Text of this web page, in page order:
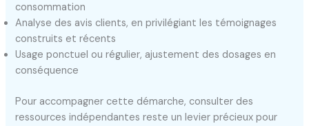
consommation
Analyse des avis clients, en privilégiant les témoignages
construits et récents
Usage ponctuel ou régulier, ajustement des dosages en
conséquence
Pour accompagner cette démarche, consulter des
ressources indépendantes reste un levier précieux pour